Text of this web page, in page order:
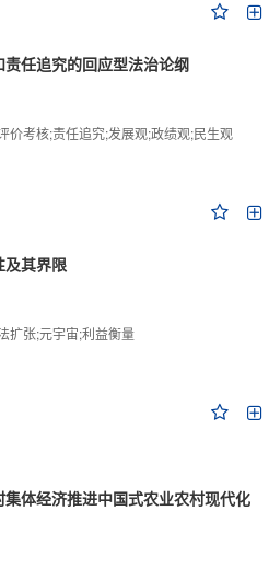
任追究的回应型法治论纲
价考核;责任追究;发展观;政绩观;民生观
及其界限
扩张;元宇宙;利益衡量
体经济推进中国式农业农村现代化